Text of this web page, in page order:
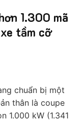
1.300 mã
tầm cỡ
chuẩn bị một
thân là coupe
1.000 kW (1.341